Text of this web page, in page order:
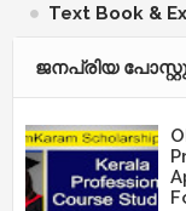
Text Book &
ജനപ്രിയ